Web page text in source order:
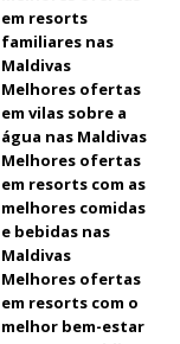
em resorts
familiares nas
Maldivas
Melhores ofertas
em vilas sobre a
água nas Maldivas
Melhores ofertas
em resorts com as
melhores comidas
e bebidas nas
Maldivas
Melhores ofertas
em resorts com o
melhor bem-estar